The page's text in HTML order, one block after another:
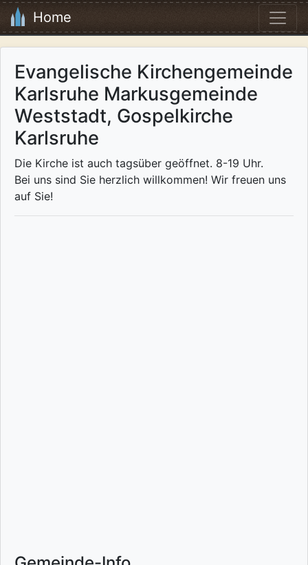
Home
Evangelische Kirchengemeinde
Karlsruhe Markusgemeinde
Weststadt, Gospelkirche
Karlsruhe
Die Kirche ist auch tagsüber geöffnet. 8-19 Uhr.
Bei uns sind Sie herzlich willkommen! Wir freuen uns
auf Sie!